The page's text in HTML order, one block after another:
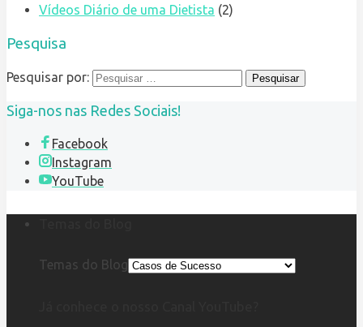
Vídeos Diário de uma Dietista (2)
Pesquisa
Pesquisar por:
Siga-nos nas Redes Sociais!
Facebook
Instagram
YouTube
Temas do Blog